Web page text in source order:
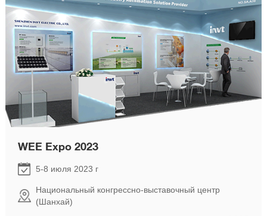
WEE Expo 2023
5-8 июля 2023 г
Национальный конгрессно-выставочный центр
(Шанхай)